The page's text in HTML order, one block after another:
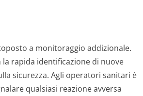
a monitoraggio addizionale.
rapida identificazione di nuove
sicurezza. Agli operatori sanitari è
qualsiasi reazione avversa